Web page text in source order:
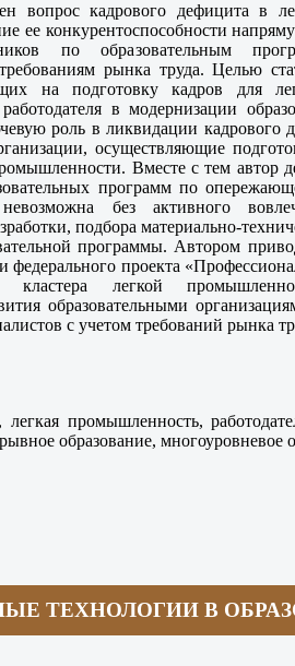
вопрос кадрового дефицита в
ее конкурентоспособности
по образовательным
рынка труда. Целью
на подготовку кадров для
в модернизации
роль в ликвидации кадрового
осуществляющие
Вместе с тем автор
программ по
без активного
подбора материально-
программы. Автором
федерального проекта
кластера легкой
образовательными
с учетом требований рынка
легкая промышленность,
образование, многоуровневое
ТЕХНОЛОГИИ В